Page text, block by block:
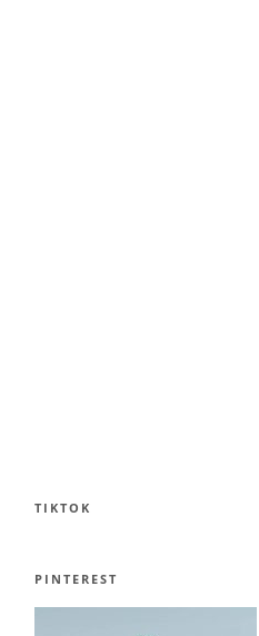
TIKTOK
PINTEREST